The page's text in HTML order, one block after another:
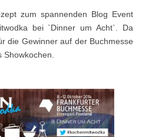
zum spannenden Blog Event
bei `Dinner um Acht`. Da
die Gewinner auf der Buchmesse
Showkochen.